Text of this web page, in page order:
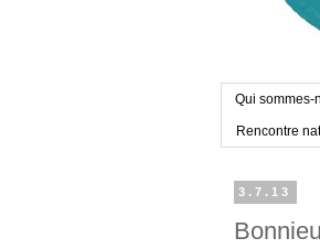
Qui sommes-
Rencontre
3.7.13